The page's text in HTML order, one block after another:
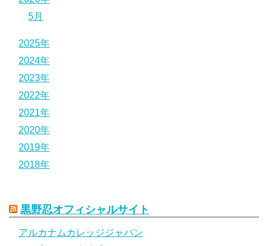
5月
2025年
2024年
2023年
2022年
2021年
2020年
2019年
2018年
黒野忍オフィシャルサイト
アルカナムカレッジジャパン